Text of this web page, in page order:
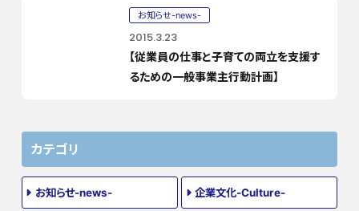
お知らせ-news-
2015.3.23
【従業員の仕事と子育ての両立を支援す
るための一般事業主行動計画】
カテゴリ
お知らせ-news- 企業文化-Culture-